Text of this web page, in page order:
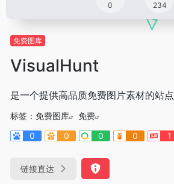
0 234
免费图库
VisualHunt
是一个提供高品质免费图片素材的站点
标签： 免费图库
免费
0
0 0 0 1
链接直达